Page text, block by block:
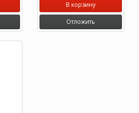
В корзину
Отложить